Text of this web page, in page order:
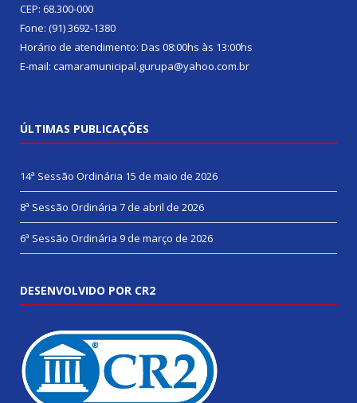
CEP: 68.300-000
Fone: (91) 3692-1380
Horário de atendimento: Das 08:00hs às 13:00hs
E-mail: camaramunicipal.gurupa@yahoo.com.br
ÚLTIMAS PUBLICAÇÕES
14ª Sessão Ordinária 15 de maio de 2026
8ª Sessão Ordinária 7 de abril de 2026
6ª Sessão Ordinária 9 de março de 2026
DESENVOLVIDO POR CR2